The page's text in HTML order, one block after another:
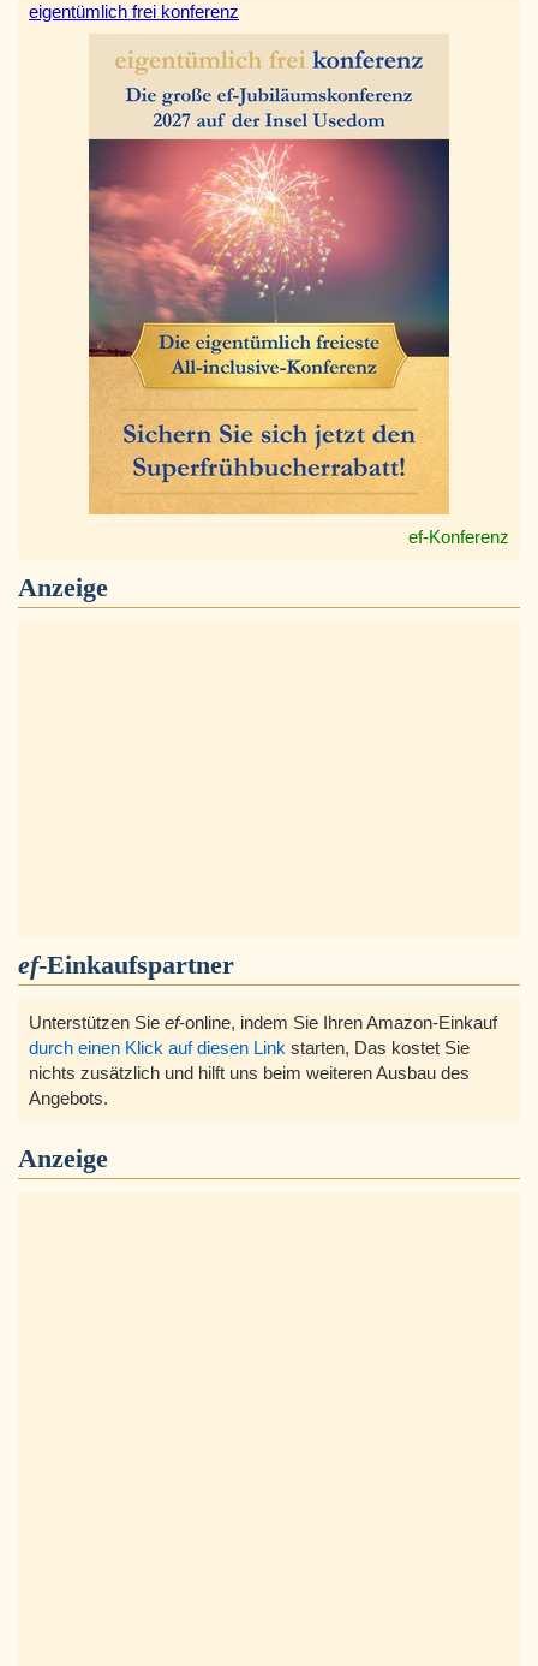
eigentümlich frei konferenz
ef-Konferenz
Anzeige
ef-Einkaufspartner
Unterstützen Sie ef-online, indem Sie Ihren Amazon-Einkauf
durch einen Klick auf diesen Link starten, Das kostet Sie
nichts zusätzlich und hilft uns beim weiteren Ausbau des
Angebots.
Anzeige